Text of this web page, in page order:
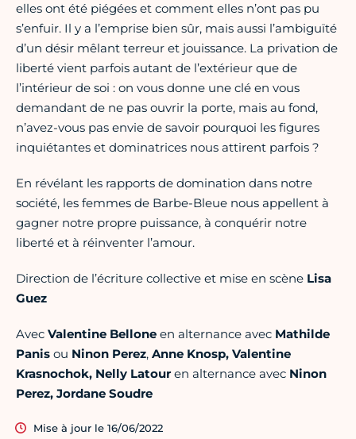
elles ont été piégées et comment elles n’ont pas pu
s’enfuir. Il y a l’emprise bien sûr, mais aussi l’ambiguïté
d’un désir mêlant terreur et jouissance. La privation de
liberté vient parfois autant de l’extérieur que de
l’intérieur de soi : on vous donne une clé en vous
demandant de ne pas ouvrir la porte, mais au fond,
n’avez-vous pas envie de savoir pourquoi les figures
inquiétantes et dominatrices nous attirent parfois ?
En révélant les rapports de domination dans notre
société, les femmes de Barbe-Bleue nous appellent à
gagner notre propre puissance, à conquérir notre
liberté et à réinventer l’amour.
Direction de l’écriture collective et mise en scène Lisa
Guez
Avec Valentine Bellone en alternance avec Mathilde
Panis ou Ninon Perez, Anne Knosp, Valentine
Krasnochok, Nelly Latouren alternance avec Ninon
Perez, Jordane Soudre
Mise à jour le 16/06/2022